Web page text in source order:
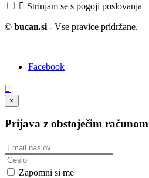
 Strinjam se s pogoji poslovanja
© bucan.si - Vse pravice pridržane.
Facebook

×
Prijava z obstoječim računom
Zapomni si me